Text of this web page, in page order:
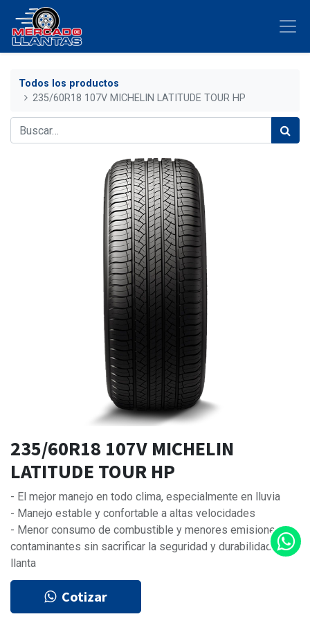
Todos los productos
235/60R18 107V MICHELIN LATITUDE TOUR HP
235/60R18 107V MICHELIN
LATITUDE TOUR HP
- El mejor manejo en todo clima, especialmente en lluvia
- Manejo estable y confortable a altas velocidades
- Menor consumo de combustible y menores emisiones
contaminantes sin sacrificar la seguridad y durabilidad de la
llanta
Cotizar